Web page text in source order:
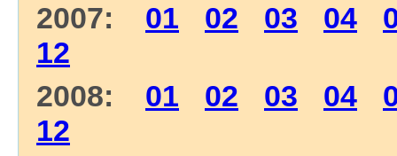
2007: 01 02 03 04
12
2008: 01 02 03 04
12